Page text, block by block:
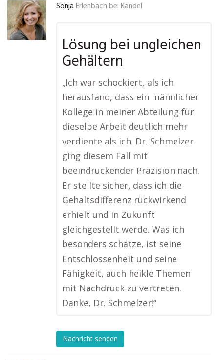
Sonja Erlenbach bei Kandel
Lösung bei ungleichen
Gehältern
„Ich war schockiert, als ich
herausfand, dass ein männlicher
Kollege in meiner Abteilung für
dieselbe Arbeit deutlich mehr
verdiente als ich. Dr. Schmelzer
ging diesem Fall mit
beeindruckender Präzision nach.
Er stellte sicher, dass ich die
Gehaltsdifferenz rückwirkend
erhielt und in Zukunft
gleichgestellt werde. Was ich
besonders schätze, ist seine
Entschlossenheit und seine
Fähigkeit, auch heikle Themen
mit Nachdruck zu vertreten.
Danke, Dr. Schmelzer!“
Nachricht senden